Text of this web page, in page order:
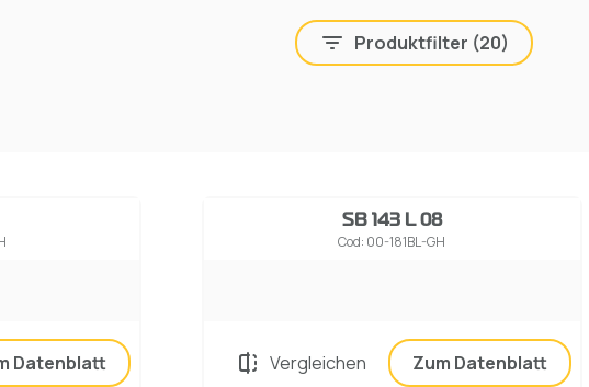
Produktfilter (20)
Datenblatt
SB 143 L 08
Cod: 00-181BL-GH
Vergleichen Zum Datenblatt